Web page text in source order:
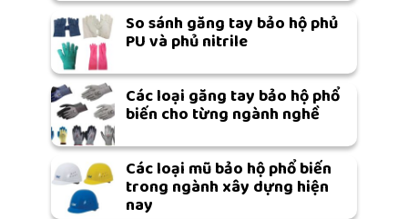
So sánh găng tay bảo hộ phủ
PU và phủ nitrile
Các loại găng tay bảo hộ phổ
biến cho từng ngành nghề
Các loại mũ bảo hộ phổ biến
trong ngành xây dựng hiện
nay